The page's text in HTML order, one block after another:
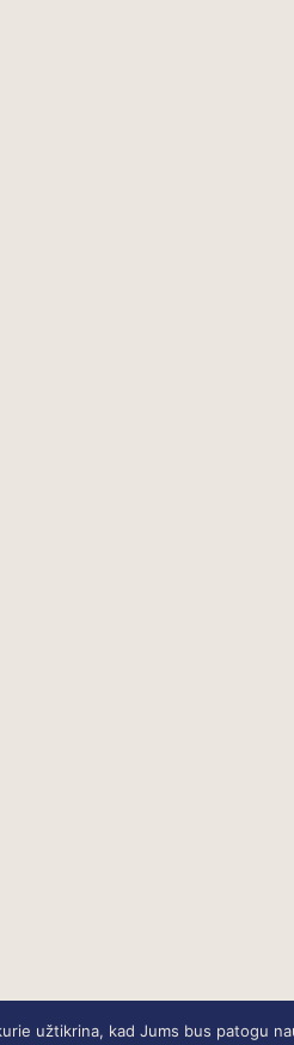
užtikrina, kad Jums bus patogu